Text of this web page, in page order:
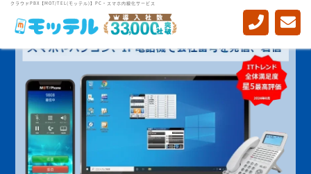
クラウドPBX【MOT/TEL(モッテル)】PC・スマホ内線化サービス